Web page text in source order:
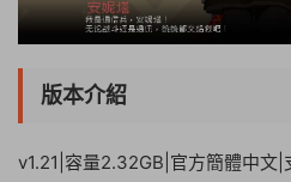
版本介紹
v1.21|容量2.32GB|官方簡體中文|